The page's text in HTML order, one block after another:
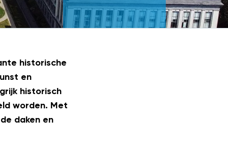
historische
en
historisch
worden. Met
daken en